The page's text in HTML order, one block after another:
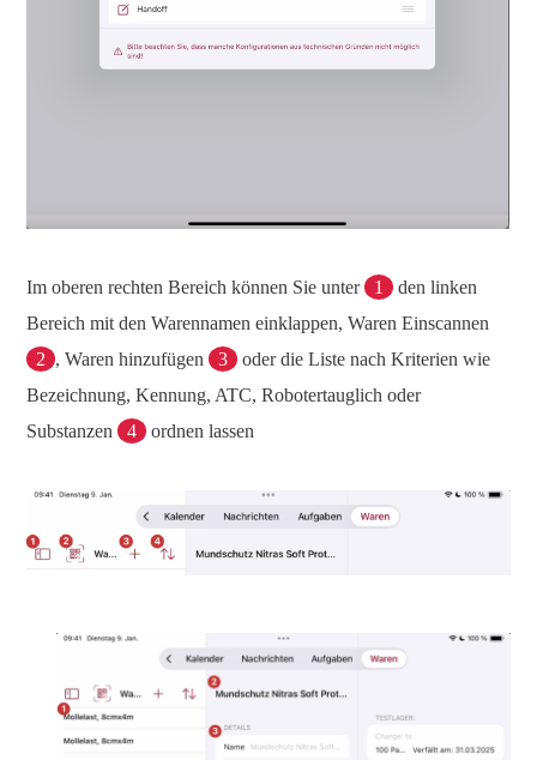
Im oberen rechten Bereich können Sie unter 1
den linken
Bereich mit den Warennamen einklappen, Waren Einscannen
2 , Waren hinzufügen 3
oder die Liste nach Kriterien wie
Bezeichnung, Kennung, ATC, Robotertauglich oder
Substanzen
4 ordnen lassen